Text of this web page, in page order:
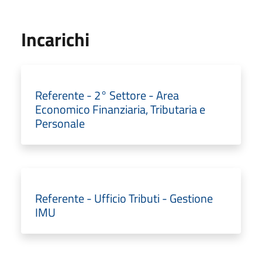
Incarichi
Referente - 2° Settore - Area
Economico Finanziaria, Tributaria e
Personale
Referente - Ufficio Tributi - Gestione
IMU